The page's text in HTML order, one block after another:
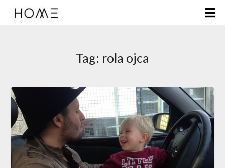
Tag: rola ojca